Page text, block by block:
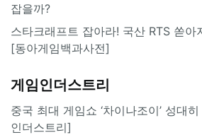
잡을까?
스타크래프트 잡아라! 국산 RTS 쏟아
[동아게임백과사전]
게임인더스트리
중국 최대 게임쇼 ‘차이나조이’ 성대
인더스트리]